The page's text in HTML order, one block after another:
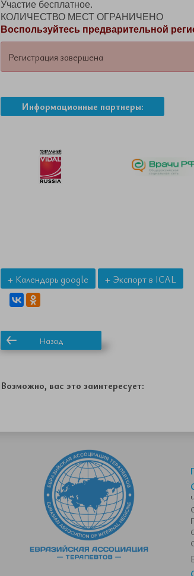
Участие бесплатное.
КОЛИЧЕСТВО МЕСТ ОГРАНИЧЕНО
Воспользуйтесь предварительной
Регистрация завершена
Информационные партнеры:
+ Календарь google
+ Экспорт в ICAL
Назад
Возможно, вас это заинтересует: